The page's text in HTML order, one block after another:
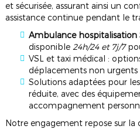
et sécurisée, assurant ainsi un
assistance continue pendant le
Ambulance hospitalisation
disponible 24h/24 et 7j/7
VSL et taxi médical :
déplacements non urgents
Solutions adaptées pour
réduite, avec des
accompagnement
Notre engagement repose sur la